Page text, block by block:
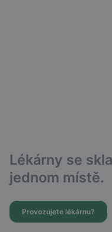
Lékárny se
jednom místě.
Provozujete lékárnu?